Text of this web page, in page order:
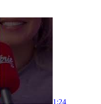
1:24